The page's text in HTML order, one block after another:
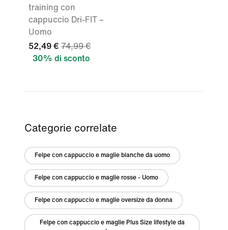
training con
cappuccio Dri-FIT –
Uomo
52,49 € 74,99 €
30% di sconto
Categorie correlate
Felpe con cappuccio e maglie bianche da uomo
Felpe con cappuccio e maglie rosse - Uomo
Felpe con cappuccio e maglie oversize da donna
Felpe con cappuccio e maglie Plus Size lifestyle da